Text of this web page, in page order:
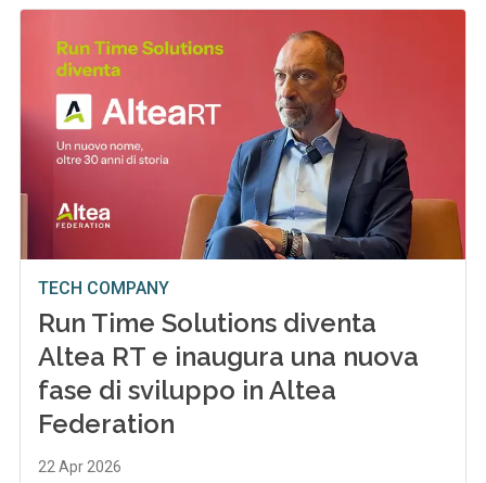
TECH COMPANY
Run Time Solutions diventa
Altea RT e inaugura una nuova
fase di sviluppo in Altea
Federation
22 Apr 2026